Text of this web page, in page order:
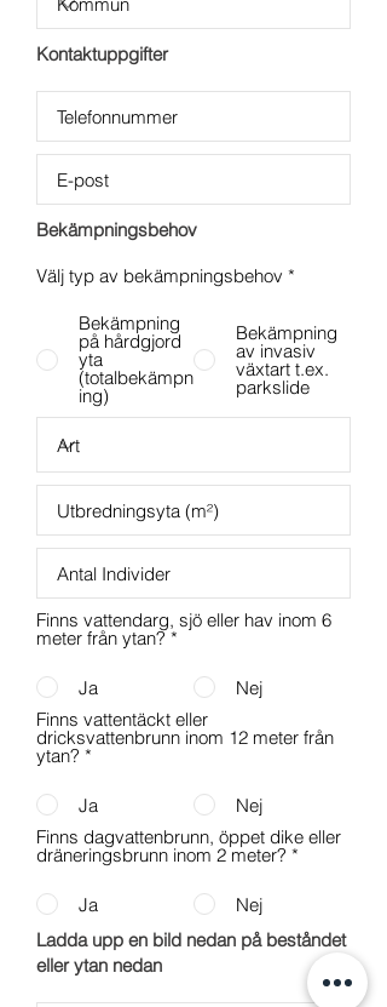
Kontaktuppgifter
Bekämpningsbehov
Välj typ av bekämpningsbehov *
Bekämpning
på hårdgjord
yta
(totalbekämpn
ing)
Bekämpning
av invasiv
växtart t.ex.
parkslide
Finns vattendarg, sjö eller hav inom 6
meter från ytan? *
Ja
Nej
Finns vattentäckt eller
dricksvattenbrunn inom 12 meter från
ytan? *
Ja
Nej
Finns dagvattenbrunn, öppet dike eller
dräneringsbrunn inom 2 meter? *
Ja
Nej
Ladda upp en bild nedan på beståndet
eller ytan nedan